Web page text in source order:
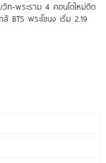
วิท-พระราม 4 คอนโดใหม่ติด
BTS พระโขนง เริ่ม 2.19